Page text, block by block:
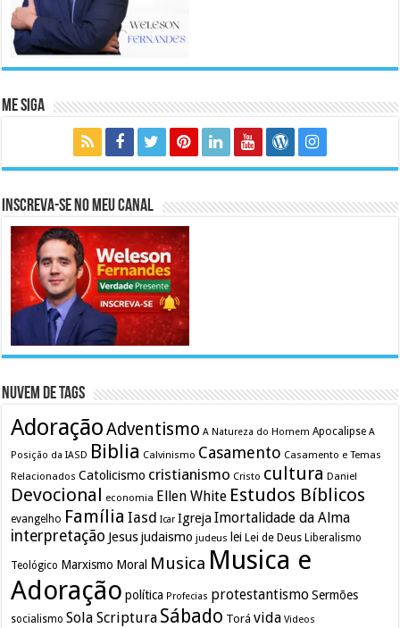
Me Siga
Inscreva-se no meu canal
Nuvem de Tags
AdoraçãoAdventismo A Natureza do Homem Apocalipse A
Posição da IASD Biblia Calvinismo Casamento Casamento e Temas
Relacionados Catolicismo cristianismo Cristo cultura Daniel
Devocional economia Ellen White Estudos Bíblicos
evangelho Família Iasd Icar Igreja Imortalidade da Alma
interpretação Jesusjudaismo judeus lei Lei de Deus Liberalismo
Teológico Marxismo Moral Musica Musica e
Adoração política Profecias protestantismo Sermões
socialismo Sola Scriptura Sábado Torá vida Videos